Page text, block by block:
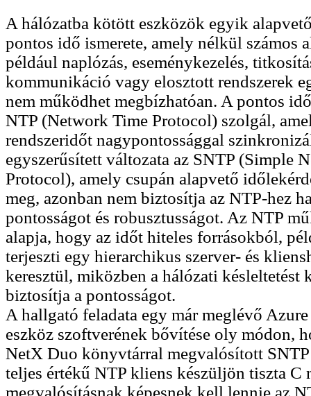
A hálózatba kötött eszközök egyik
pontos idő ismerete, amely nélkül számos
például naplózás, eseménykezelés,
kommunikáció vagy elosztott rendszerek
nem működhet megbízhatóan. A pontos
NTP (Network Time Protocol) szolgál,
rendszeridőt nagypontossággal
egyszerűsített változata az SNTP (Simple
Protocol), amely csupán alapvető
meg, azonban nem biztosítja az NTP-hez
pontosságot és robusztusságot. Az NTP
alapja, hogy az időt hiteles forrásokból,
terjeszti egy hierarchikus szerver- és
keresztül, miközben a hálózati késleltetést
biztosítja a pontosságot.
A hallgató feladata egy már meglévő
eszköz szoftverének bővítése oly módon,
NetX Duo könyvtárral megvalósított
teljes értékű NTP kliens készüljön tiszta C
megvalósításnak képesnek kell lennie az